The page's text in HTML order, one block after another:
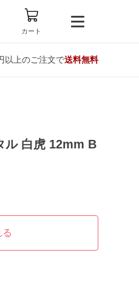
カート
以上のご注文で送料無料
ル 白虎 12mm B